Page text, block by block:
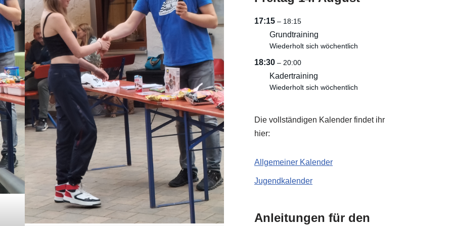
17:15 – 18:15
Grundtraining
Wiederholt sich wöchentlich
18:30 – 20:00
Kadertraining
Wiederholt sich wöchentlich
Die vollständigen Kalender findet ihr
hier:
Allgemeiner Kalender
Jugendkalender
Anleitungen für den